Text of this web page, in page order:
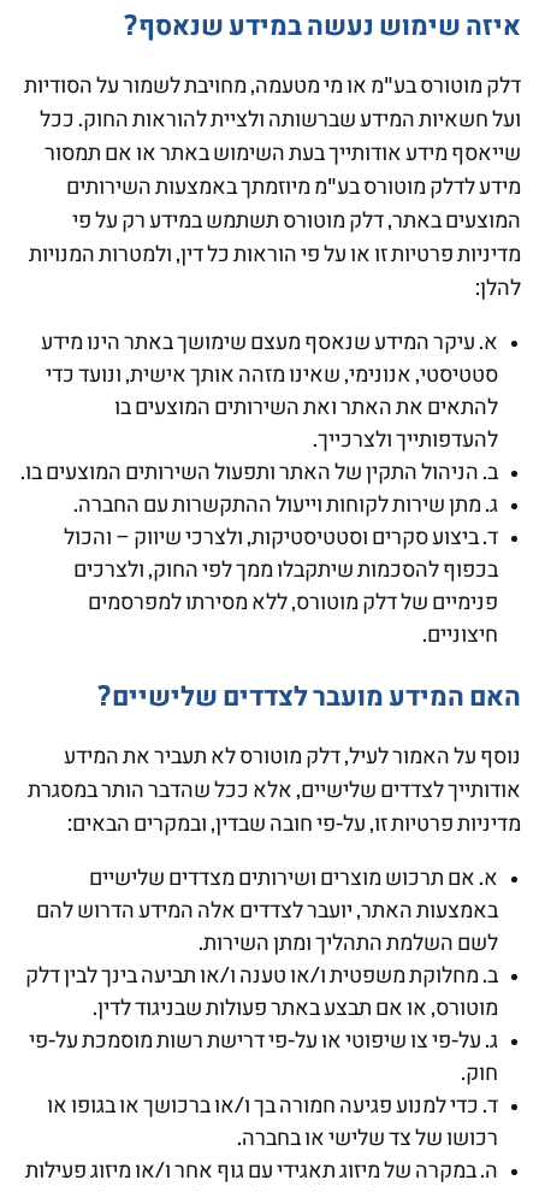
איזה שימוש נעשה במידע שנאסף?
דלק מוטורס בע"מ או מי מטעמה, מחויבת לשמור על הסודיות
ועל חשאיות המידע שברשותה ולציית להוראות החוק. ככל
שייאסף מידע אודותייך בעת השימוש באתר או אם תמסור
מידע לדלק מוטורס בע"מ מיוזמתך באמצעות השירותים
המוצעים באתר, דלק מוטורס תשתמש במידע רק על פי
מדיניות פרטיות זו או על פי הוראות כל דין, ולמטרות המנויות
להלן:
א. עיקר המידע שנאסף מעצם שימושך באתר הינו מידע
סטטיסטי, אנונימי, שאינו מזהה אותך אישית, ונועד כדי
להתאים את האתר ואת השירותים המוצעים בו
להעדפותייך ולצרכייך.
ב. הניהול התקין של האתר ותפעול השירותים המוצעים בו.
ג. מתן שירות לקוחות וייעול ההתקשרות עם החברה.
ד. ביצוע סקרים וסטטיסטיקות, ולצרכי שיווק – והכול
בכפוף להסכמות שיתקבלו ממך לפי החוק, ולצרכים
פנימיים של דלק מוטורס, ללא מסירתו למפרסמים
חיצוניים.
האם המידע מועבר לצדדים שלישיים?
נוסף על האמור לעיל, דלק מוטורס לא תעביר את המידע
אודותייך לצדדים שלישיים, אלא ככל שהדבר הותר במסגרת
מדיניות פרטיות זו, על-פי חובה שבדין, ובמקרים הבאים:
א. אם תרכוש מוצרים ושירותים מצדדים שלישיים
באמצעות האתר, יועבר לצדדים אלה המידע הדרוש להם
לשם השלמת התהליך ומתן השירות.
ב. מחלוקת משפטית ו/או טענה ו/או תביעה בינך לבין דלק
מוטורס, או אם תבצע באתר פעולות שבניגוד לדין.
ג. על-פי צו שיפוטי או על-פי דרישת רשות מוסמכת על-פי
חוק.
ד. כדי למנוע פגיעה חמורה בך ו/או ברכושך או בגופו או
רכושו של צד שלישי או בחברה.
ה. במקרה של מיזוג תאגידי עם גוף אחר ו/או מיזוג פעילות